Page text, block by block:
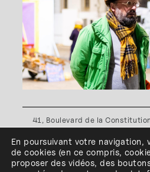
41, Boulevard de la
Plan d'accès•Politique de
cookies•
l'ESA Saint-Luc Liège
En poursuivant votre navigation,
de cookies (en ce compris,
proposer des vidéos, des